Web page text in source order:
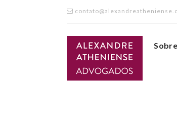
Sobre